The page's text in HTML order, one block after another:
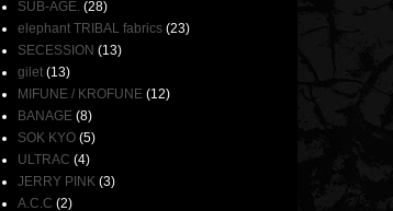
SUB-AGE. (28)
elephant TRIBAL fabrics (23)
SECESSION (13)
gilet (13)
MIFUNE / KROFUNE (12)
BANAGE (8)
SOK KYO (5)
ULTRAC (4)
JERRY PINK (3)
A.C.C (2)